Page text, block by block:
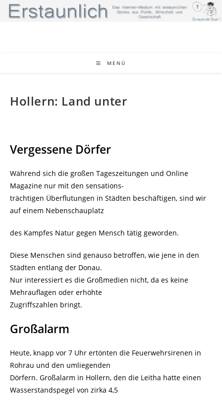
Zum
Inhalt
MENÜ
Hollern: Land unter
Vergessene Dörfer
Während sich die großen Tageszeitungen und Online
Magazine nur mit den sensations-
trächtigen Überflutungen in Städten beschäftigen, sind wir
auf einem Nebenschauplatz
des Kampfes Natur gegen Mensch tätig geworden.
Diese Menschen sind genauso betroffen, wie jene in den
Städten entlang der Donau.
Nur interessiert es die Großmedien nicht, da es keine
Mehrauflagen oder erhöhte
Zugriffszahlen bringt.
Großalarm
Heute, knapp vor 7 Uhr ertönten die Feuerwehrsirenen in
Rohrau und den umliegenden
Dörfern. Großalarm in Hollern, den die Leitha hatte einen
Wasserstandspegel von zirka 4,5